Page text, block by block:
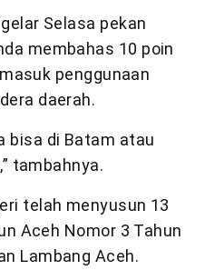
Selasa pekan
membahas 10 poin
penggunaan
daerah.
bisa di Batam atau
tambahnya.
telah menyusun 13
Aceh Nomor 3 Tahun
Lambang Aceh.